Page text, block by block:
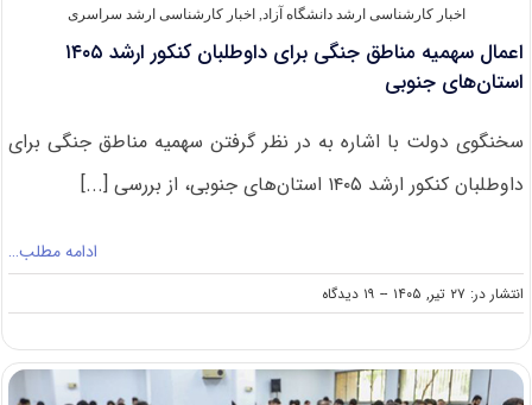
اخبار کارشناسی ارشد دانشگاه آزاد, اخبار کارشناسی ارشد سراسری
اعمال سهمیه مناطق جنگی برای داوطلبان کنکور ارشد ۱۴۰۵
استان‌های جنوبی
سخنگوی دولت با اشاره به در نظر گرفتن سهمیه مناطق جنگی برای
داوطلبان کنکور ارشد ۱۴۰۵ استان‌های جنوبی، از بررسی [...]
ادامه مطلب…
انتشار در: ۲۷ تیر, ۱۴۰۵ -- ۱۹ دیدگاه
on
اعمال
مناطق
جنگی